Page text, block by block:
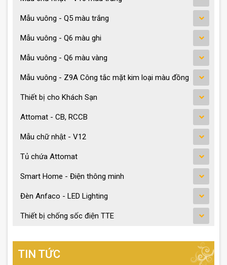
Mẫu vuông - Q5 màu trắng
Mẫu vuông - Q6 màu ghi
Mẫu vuông - Q6 màu vàng
Mẫu vuông - Z9A Công tắc mặt kim loại màu đồng
Thiết bị cho Khách Sạn
Attomat - CB, RCCB
Mẫu chữ nhật - V12
Tủ chứa Attomat
Smart Home - Điện thông minh
Đèn Anfaco - LED Lighting
Thiết bị chống sốc điện TTE
TIN TỨC